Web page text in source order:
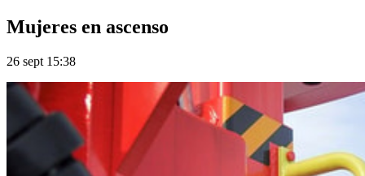
Mujeres en ascenso
26 sept 15:38